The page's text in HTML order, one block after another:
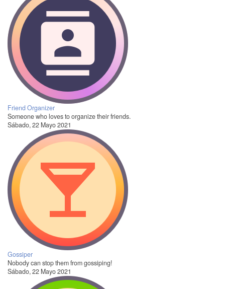
Friend Organizer
Someone who loves to organize their friends.
Sábado, 22 Mayo 2021
Gossiper
Nobody can stop them from gossiping!
Sábado, 22 Mayo 2021